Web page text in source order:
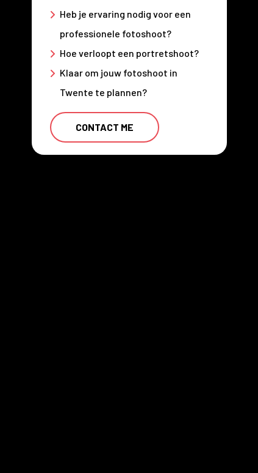
Heb je ervaring nodig voor een
professionele fotoshoot?
Hoe verloopt een portretshoot?
Klaar om jouw fotoshoot in
Twente te plannen?
CONTACT ME